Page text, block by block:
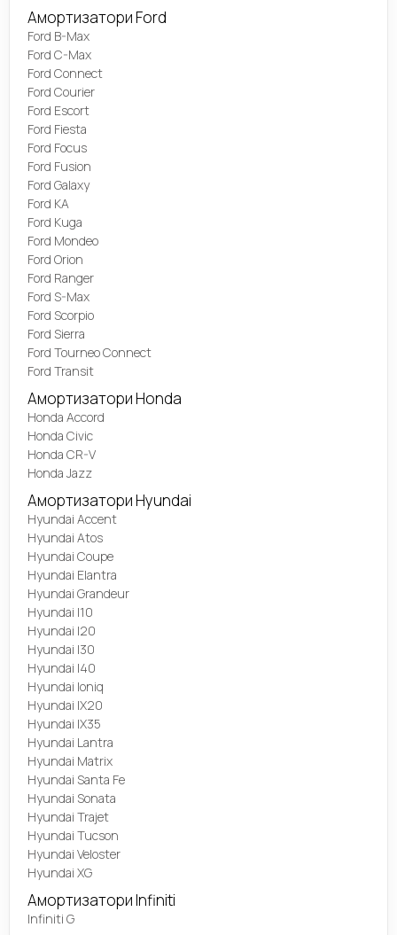
Амортизатори Ford
Ford B-Max
Ford C-Max
Ford Connect
Ford Courier
Ford Escort
Ford Fiesta
Ford Focus
Ford Fusion
Ford Galaxy
Ford KA
Ford Kuga
Ford Mondeo
Ford Orion
Ford Ranger
Ford S-Max
Ford Scorpio
Ford Sierra
Ford Tourneo Connect
Ford Transit
Амортизатори Honda
Honda Accord
Honda Civic
Honda CR-V
Honda Jazz
Амортизатори Hyundai
Hyundai Accent
Hyundai Atos
Hyundai Coupe
Hyundai Elantra
Hyundai Grandeur
Hyundai I10
Hyundai I20
Hyundai I30
Hyundai I40
Hyundai Ioniq
Hyundai IX20
Hyundai IX35
Hyundai Lantra
Hyundai Matrix
Hyundai Santa Fe
Hyundai Sonata
Hyundai Trajet
Hyundai Tucson
Hyundai Veloster
Hyundai XG
Амортизатори Infiniti
Infiniti G